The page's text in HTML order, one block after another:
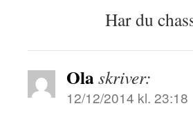
Har du
Olaskriver:
12/12/2014 kl. 23:18